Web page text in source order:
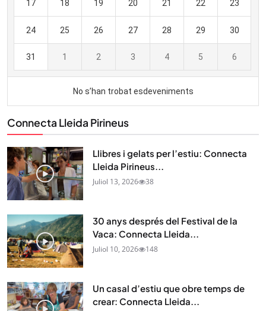
Connecta Lleida Pirineus
Llibres i gelats per l’estiu: Connecta
Lleida Pirineus...
Juliol 13, 2026 38
30 anys després del Festival de la
Vaca: Connecta Lleida...
Juliol 10, 2026 148
Un casal d’estiu que obre temps de
crear: Connecta Lleida...